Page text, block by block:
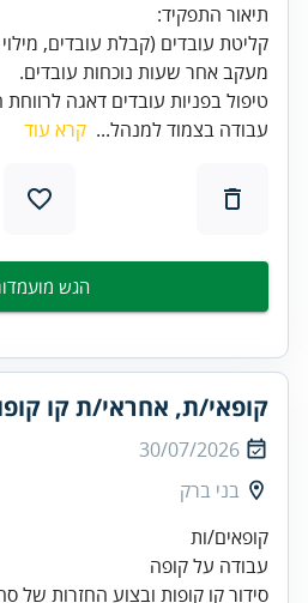
טיפול בפניות עובדים דאגה
עבודה בצמוד למנהל... קרא עוד
הגש
קופאי/ת, אחראי/ת קו
30/07/2026
בני ברק